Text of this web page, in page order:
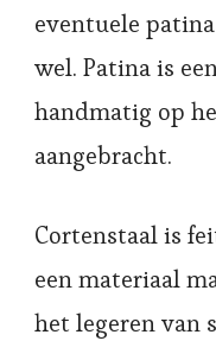
eventuele
wel. Patina is
handmatig op
aangebracht.
Cortenstaal is
een materiaal
het legeren van